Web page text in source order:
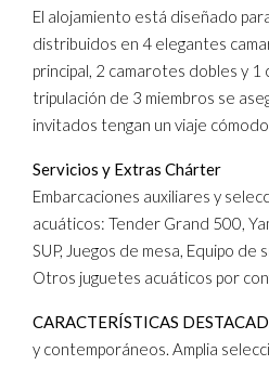
El alojamiento está diseñado
distribuidos en 4 elegantes
principal, 2 camarotes dobles y 1
tripulación de 3 miembros se
invitados tengan un viaje
Servicios y Extras Chárter
Embarcaciones auxiliares y
acuáticos: Tender Grand 500,
SUP, Juegos de mesa, Equipo de
Otros juguetes acuáticos por
CARACTERÍSTICAS
y contemporáneos. Amplia